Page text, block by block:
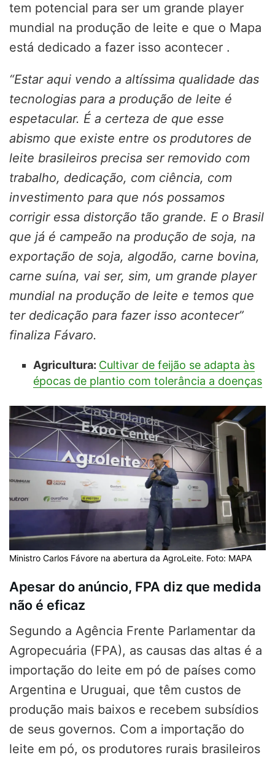
tem potencial para ser um grande player
mundial na produção de leite e que o Mapa
está dedicado a fazer isso acontecer .
“Estar aqui vendo a altíssima qualidade das
tecnologias para a produção de leite é
espetacular. É a certeza de que esse
abismo que existe entre os produtores de
leite brasileiros precisa ser removido com
trabalho, dedicação, com ciência, com
investimento para que nós possamos
corrigir essa distorção tão grande. E o Brasil
que já é campeão na produção de soja, na
exportação de soja, algodão, carne bovina,
carne suína, vai ser, sim, um grande player
mundial na produção de leite e temos que
ter dedicação para fazer isso acontecer”
finaliza Fávaro.
Agricultura: Cultivar de feijão se adapta às
épocas de plantio com tolerância a doenças
Ministro Carlos Fávore na abertura da AgroLeite. Foto: MAPA
Apesar do anúncio, FPA diz que medida
não é eficaz
Segundo a Agência Frente Parlamentar da
Agropecuária (FPA), as causas das altas é a
importação do leite em pó de países como
Argentina e Uruguai, que têm custos de
produção mais baixos e recebem subsídios
de seus governos. Com a importação do
leite em pó, os produtores rurais brasileiros